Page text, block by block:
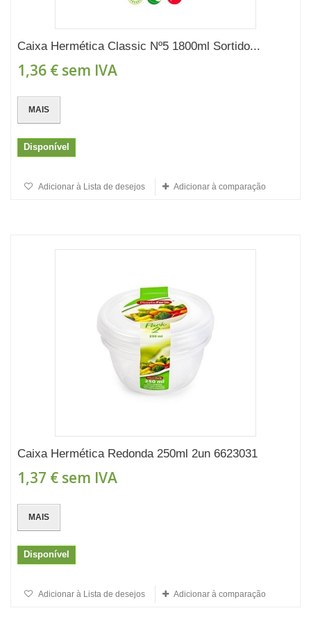
Caixa Hermética Classic Nº5 1800ml Sortido...
1,36 € sem IVA
MAIS
Disponível
Adicionar à Lista de desejos Adicionar à comparação
Caixa Hermética Redonda 250ml 2un 6623031
1,37 € sem IVA
MAIS
Disponível
Adicionar à Lista de desejos Adicionar à comparação